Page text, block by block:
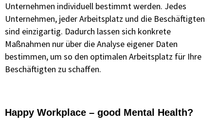
Unternehmen individuell bestimmt werden. Jedes
Unternehmen, jeder Arbeitsplatz und die Beschäftigten
sind einzigartig. Dadurch lassen sich konkrete
Maßnahmen nur über die Analyse eigener Daten
bestimmen, um so den optimalen Arbeitsplatz für Ihre
Beschäftigten zu schaffen.
Happy Workplace – good Mental Health?